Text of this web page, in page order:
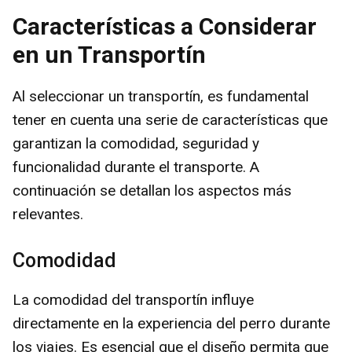
y
V
i
d
Características a Considerar
en un Transportín
Al seleccionar un transportín, es fundamental
tener en cuenta una serie de características que
garantizan la comodidad, seguridad y
funcionalidad durante el transporte. A
continuación se detallan los aspectos más
relevantes.
Comodidad
La comodidad del transportín influye
directamente en la experiencia del perro durante
los viajes. Es esencial que el diseño permita que